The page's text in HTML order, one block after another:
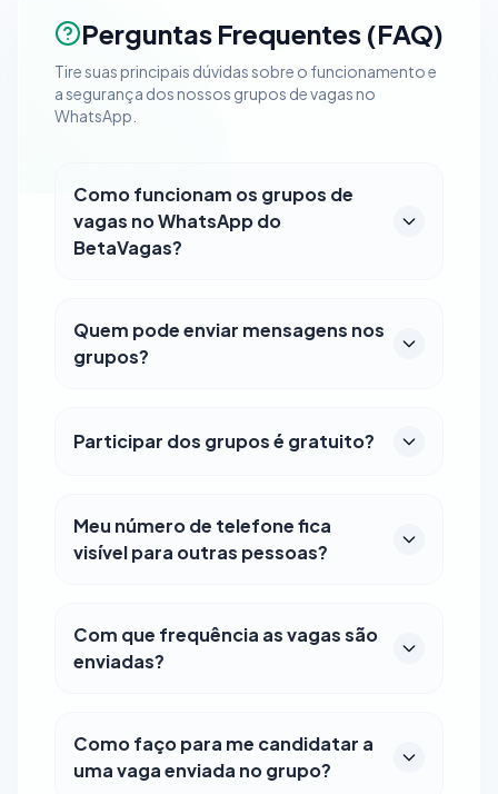
Perguntas Frequentes (FAQ)
Tire suas principais dúvidas sobre o funcionamento e
a segurança dos nossos grupos de vagas no
WhatsApp.
Como funcionam os grupos de
vagas no WhatsApp do
BetaVagas?
Quem pode enviar mensagens nos
grupos?
Participar dos grupos é gratuito?
Meu número de telefone fica
visível para outras pessoas?
Com que frequência as vagas são
enviadas?
Como faço para me candidatar a
uma vaga enviada no grupo?